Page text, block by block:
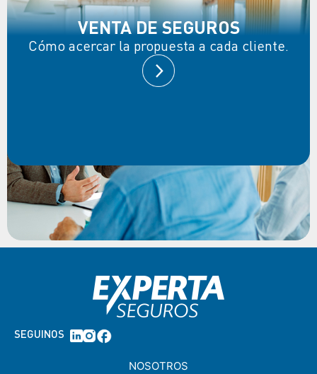
VENTA DE SEGUROS
Cómo acercar la propuesta a cada cliente.
SEGUINOS
NOSOTROS